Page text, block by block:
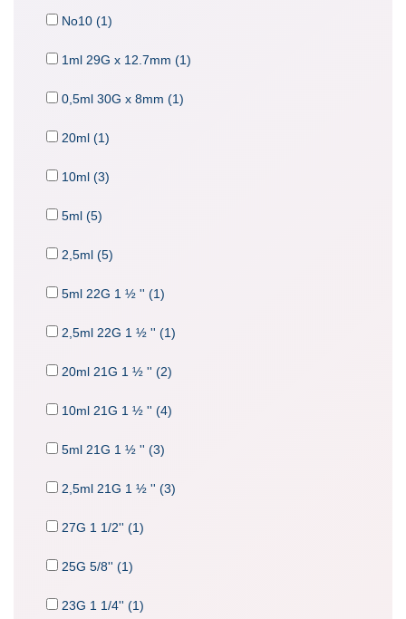
No10 (1)
1ml 29G x 12.7mm (1)
0,5ml 30G x 8mm (1)
20ml (1)
10ml (3)
5ml (5)
2,5ml (5)
5ml 22G 1 ½ '' (1)
2,5ml 22G 1 ½ '' (1)
20ml 21G 1 ½ '' (2)
10ml 21G 1 ½ '' (4)
5ml 21G 1 ½ '' (3)
2,5ml 21G 1 ½ '' (3)
27G 1 1/2'' (1)
25G 5/8'' (1)
23G 1 1/4'' (1)